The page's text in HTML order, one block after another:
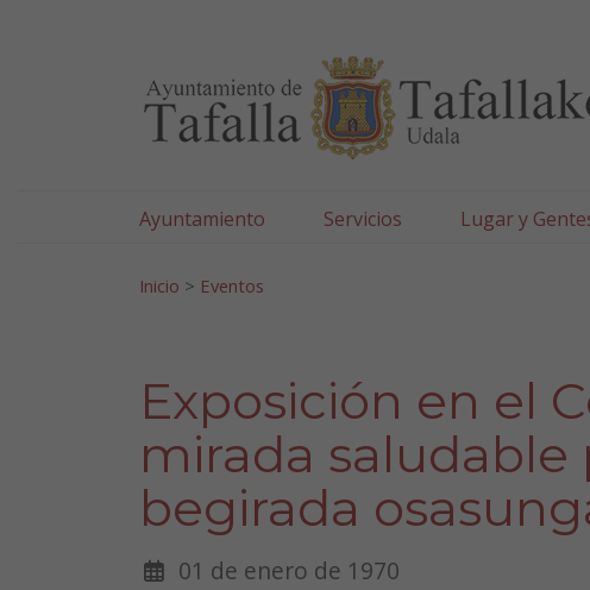
Ayuntamiento Servicios Lugar y
Inicio > Eventos
Exposición en el
mirada saludable
begirada
01 de enero de 1970